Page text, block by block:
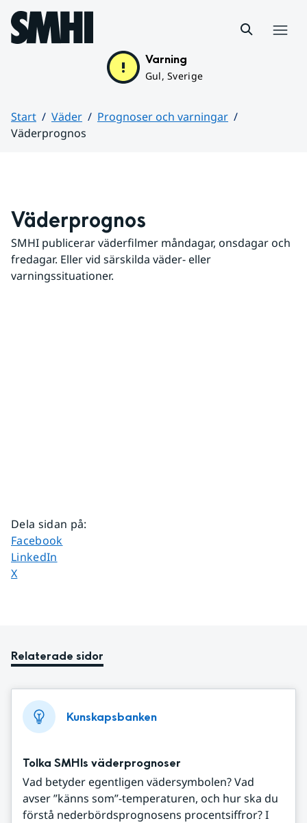
Hoppa till sidans innehåll
Varning
Gul, Sverige
Start Väder
Prognoser och varningar
Väderprognos
Väderprognos
SMHI publicerar väderfilmer måndagar, onsdagar och
fredagar. Eller vid särskilda väder- eller
varningssituationer.
Dela sidan på:
Dela sidan på
Facebook
Dela sidan på
LinkedIn
Dela sidan på
X
Relaterade sidor
Kunskapsbanken
Tolka SMHIs väderprognoser
Vad betyder egentligen vädersymbolen? Vad
avser ”känns som”-temperaturen, och hur ska du
förstå nederbördsprognosens procentsiffror? I